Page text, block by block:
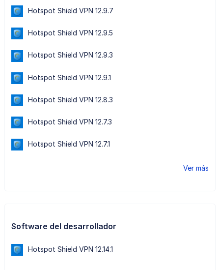
Hotspot Shield VPN 12.9.7
Hotspot Shield VPN 12.9.5
Hotspot Shield VPN 12.9.3
Hotspot Shield VPN 12.9.1
Hotspot Shield VPN 12.8.3
Hotspot Shield VPN 12.7.3
Hotspot Shield VPN 12.7.1
Ver más
Software del desarrollador
Hotspot Shield VPN 12.14.1